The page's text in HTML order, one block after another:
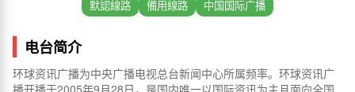
默認線路 備用線路 中国国际广播
电台简介
环球资讯广播为中央广播电视总台新闻中心所属频率。环球资讯广
播开播于2005年9月28日，是国内唯一以国际资讯为主且面向全国